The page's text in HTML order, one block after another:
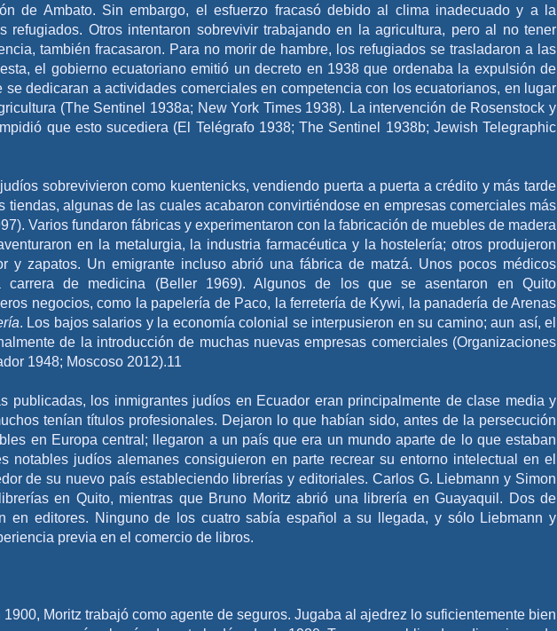
de Ambato. Sin embargo, el esfuerzo fracasó debido al clima inadecuado y a la
refugiados. Otros intentaron sobrevivir trabajando en la agricultura, pero al no tener
también fracasaron. Para no morir de hambre, los refugiados se trasladaron a las
el gobierno ecuatoriano emitió un decreto en 1938 que ordenaba la expulsión de
se dedicaran a actividades comerciales en competencia con los ecuatorianos, en lugar
(The Sentinel 1938a; New York Times 1938). La intervención de Rosenstock y
que esto sucediera (El Telégrafo 1938; The Sentinel 1938b; Jewish Telegraphic
sobrevivieron como kuentenicks, vendiendo puerta a puerta a crédito y más tarde
tiendas, algunas de las cuales acabaron convirtiéndose en empresas comerciales más
Varios fundaron fábricas y experimentaron con la fabricación de muebles de madera
en la metalurgia, la industria farmacéutica y la hostelería; otros produjeron
y zapatos. Un emigrante incluso abrió una fábrica de matzá. Unos pocos médicos
carrera de medicina (Beller 1969). Algunos de los que se asentaron en Quito
negocios, como la papelería de Paco, la ferretería de Kywi, la panadería de Arenas
. Los bajos salarios y la economía colonial se interpusieron en su camino; aun así, el
de la introducción de muchas nuevas empresas comerciales (Organizaciones
1948; Moscoso 2012).11
publicadas, los inmigrantes judíos en Ecuador eran principalmente de clase media y
tenían títulos profesionales. Dejaron lo que habían sido, antes de la persecución
en Europa central; llegaron a un país que era un mundo aparte de lo que estaban
notables judíos alemanes consiguieron en parte recrear su entorno intelectual en el
de su nuevo país estableciendo librerías y editoriales. Carlos G. Liebmann y Simon
en Quito, mientras que Bruno Moritz abrió una librería en Guayaquil. Dos de
en editores. Ninguno de los cuatro sabía español a su llegada, y sólo Liebmann y
previa en el comercio de libros.
Moritz trabajó como agente de seguros. Jugaba al ajedrez lo suficientemente bien